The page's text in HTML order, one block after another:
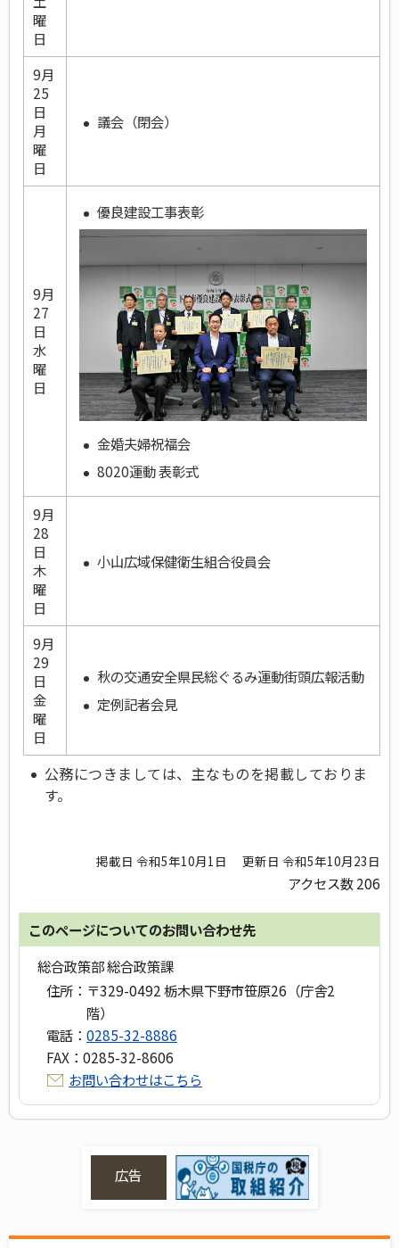
曜
日
9月
25
日
月
曜
日
議会（閉会）
9月
27
日
水
曜
日
優良建設工事表彰
金婚夫婦祝福会
8020運動 表彰式
9月
28
日
木
曜
日
小山広域保健衛生組合役員会
9月
29
日
金
曜
日
秋の交通安全県民総ぐるみ運動街頭広報活動
定例記者会見
公務につきましては、主なものを掲載しておりま
す。
掲載日 令和5年10月1日 更新日 令和5年10月23日
アクセス数206
このページについてのお問い合わせ先
総合政策部 総合政策課
住所： 〒329-0492 栃木県下野市笹原26（庁舎2
階）
電話： 0285-32-8886
FAX： 0285-32-8606
お問い合わせはこちら
広告